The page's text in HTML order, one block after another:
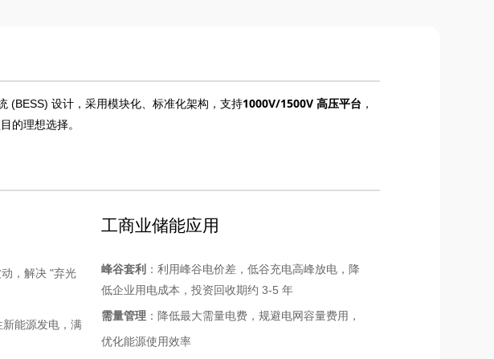
(BESS) 设计，采用模块化、标准化架构，支持1000V/1500V 高压平台 ，
的理想选择。
，解决 "弃光
新能源发电，满
工商业储能应用
峰谷套利 ：利用峰谷电价差，低谷充电高峰放电，降
低企业用电成本，投资回收期约 3-5 年
需量管理 ：降低最大需量电费，规避电网容量费用，
优化能源使用效率